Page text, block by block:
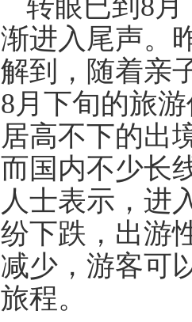
转眼已到8
渐进入尾声。
解到，随着亲
8月下旬的旅
居高不下的出
而国内不少长
人士表示，进
纷下跌，出游
减少，游客可
旅程。